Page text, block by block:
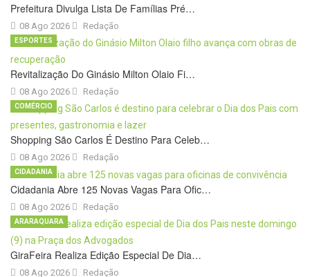
Prefeitura Divulga Lista De Famílias Pré…
08 Ago 2026 Redação
Revitalização Do Ginásio Milton Olaio Fi…
08 Ago 2026
ESPORTES
Redação
Shopping São Carlos É Destino Para Celeb…
08 Ago 2026
COMÉRCIO
Redação
Cidadania Abre 125 Novas Vagas Para Ofic…
08 Ago 2026
CIDADANIA
Redação
GiraFeira Realiza Edição Especial De Dia…
08 Ago 2026
ARARAQUARA
Redação